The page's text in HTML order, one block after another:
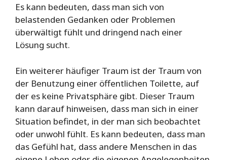
Es kann bedeuten, dass man sich von
belastenden Gedanken oder Problemen
überwältigt fühlt und dringend nach einer
Lösung sucht.
Ein weiterer häufiger Traum ist der Traum von
der Benutzung einer öffentlichen Toilette, auf
der es keine Privatsphäre gibt. Dieser Traum
kann darauf hinweisen, dass man sich in einer
Situation befindet, in der man sich beobachtet
oder unwohl fühlt. Es kann bedeuten, dass man
das Gefühl hat, dass andere Menschen in das